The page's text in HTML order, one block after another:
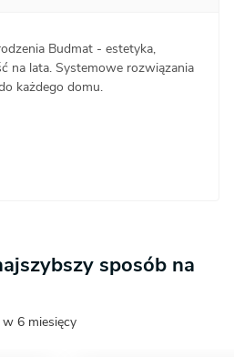
Budmat - estetyka,
na lata. Systemowe rozwiązania
każdego domu.
sposób na
6 miesięcy